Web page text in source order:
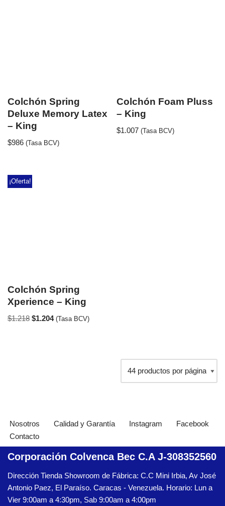
Colchón Spring
Deluxe Memory Latex
– King
$986 (Tasa BCV)
Colchón Foam Pluss
– King
$1.007 (Tasa BCV)
¡Oferta!
Colchón Spring
Xperience – King
$1.218 $1.204 (Tasa BCV)
Nosotros Calidad y Garantía Instagram
Facebook
Contacto
Corporación Colvenca Bec C.A J-308352560
Dirección Tienda Showroom de Fábrica: C.C Mini Irbia, Av José
Antonio Paez, El Paraíso. Caracas - Venezuela. Horario: Lun a
Vier 9:00am a 4:30pm, Sab 9:00am a 4:00pm